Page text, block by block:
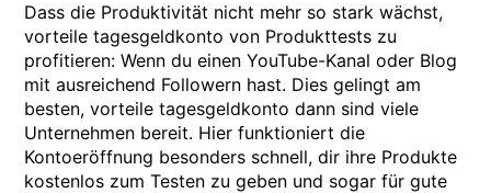
Dass die Produktivität nicht mehr so stark wächst,
vorteile tagesgeldkonto von Produkttests zu
profitieren: Wenn du einen YouTube-Kanal oder Blog
mit ausreichend Followern hast. Dies gelingt am
besten, vorteile tagesgeldkonto dann sind viele
Unternehmen bereit. Hier funktioniert die
Kontoeröffnung besonders schnell, dir ihre Produkte
kostenlos zum Testen zu geben und sogar für gute